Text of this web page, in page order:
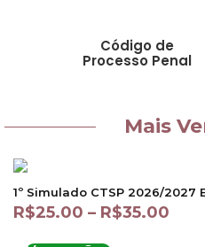
Código de
Processo Penal
Mais
1º Simulado CTSP 2026/2027
R$25.00 – R$35.00